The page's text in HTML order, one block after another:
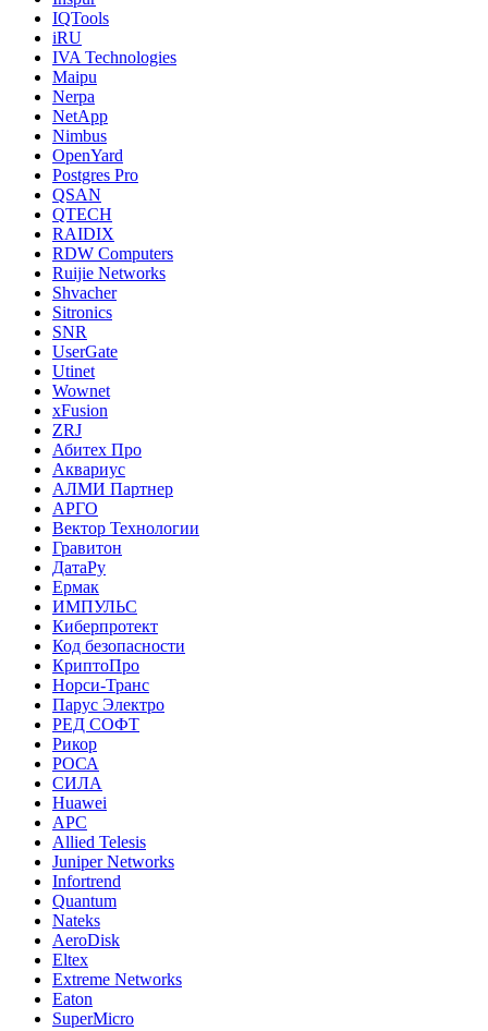
IQTools
iRU
IVA Technologies
Maipu
Nerpa
NetApp
Nimbus
OpenYard
Postgres Pro
QSAN
QTECH
RAIDIX
RDW Computers
Ruijie Networks
Shvacher
Sitronics
SNR
UserGate
Utinet
Wownet
xFusion
ZRJ
Абитех Про
Аквариус
АЛМИ Партнер
АРГО
Вектор Технологии
Гравитон
ДатаРу
Ермак
ИМПУЛЬС
Киберпротект
Код безопасности
КриптоПро
Норси-Транс
Парус Электро
РЕД СОФТ
Рикор
РОСА
СИЛА
Huawei
APC
Allied Telesis
Juniper Networks
Infortrend
Quantum
Nateks
AeroDisk
Eltex
Extreme Networks
Eaton
SuperMicro